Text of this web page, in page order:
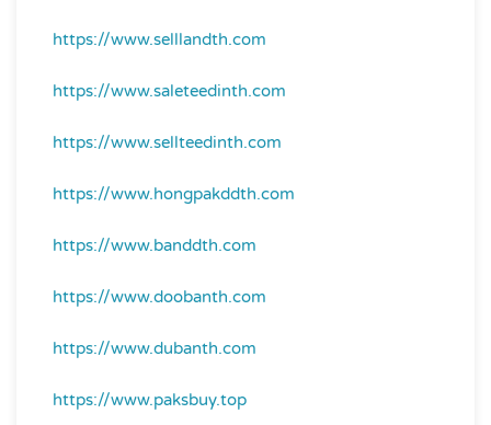
https://www.selllandth.com
https://www.saleteedinth.com
https://www.sellteedinth.com
https://www.hongpakddth.com
https://www.banddth.com
https://www.doobanth.com
https://www.dubanth.com
https://www.paksbuy.top